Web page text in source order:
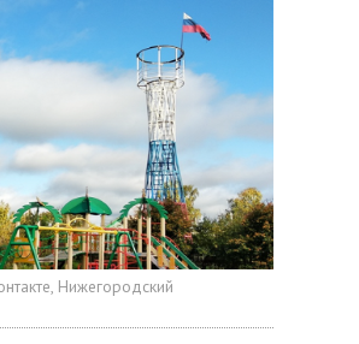
Нижегородский